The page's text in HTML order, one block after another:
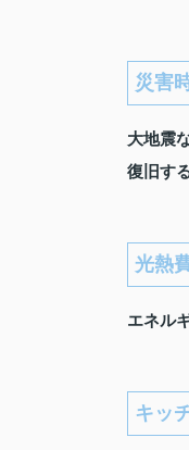
災害
大地震
復旧す
光熱
エネル
キッ